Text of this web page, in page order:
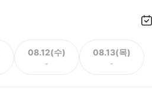
08.12(수)
-
08.13(목)
-